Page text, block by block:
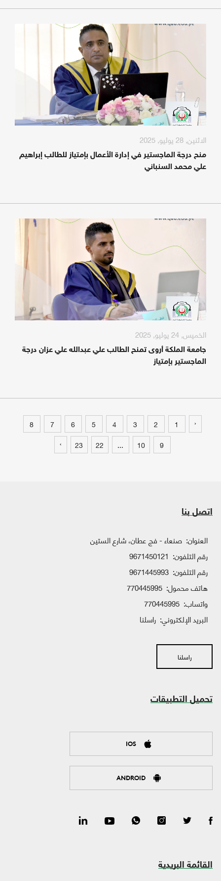
الاثنين, 28 يوليو, 2025
منح درجة الماجستير في إدارة الأعمال بإمتياز للطالب إبراهيم
علي محمد السنباني
الخميس, 24 يوليو, 2025
جامعة الملكة أروى تمنح الطالب علي عبدالله علي عزان درجة
الماجستير بإمتياز
‹
1
2
3
4
5
6
7
8
9
10
...
22
23
›
اتصل بنا
العنوان: صنعاء - فج عطان، شارع الستين
رقم التلفون: 9671450121
رقم التلفون: 9671445993
هاتف محمول: 770445995
واتساب:
البريد الإلكتروني: راسلنا
راسلنا
تحميل التطبيقات
IOS
ANDROID
القائمة البريدية